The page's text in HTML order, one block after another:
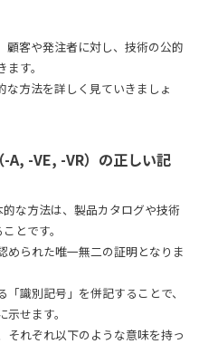
顧客や発注者に対し、技術の公的
す。
方法を詳しく見ていきましょ
A, -VE, -VR）の正しい記
な方法は、製品カタログや技術
とです。
められた唯一無二の証明となりま
識別記号」を併記することで、
せます。
それぞれ以下のような意味を持っ